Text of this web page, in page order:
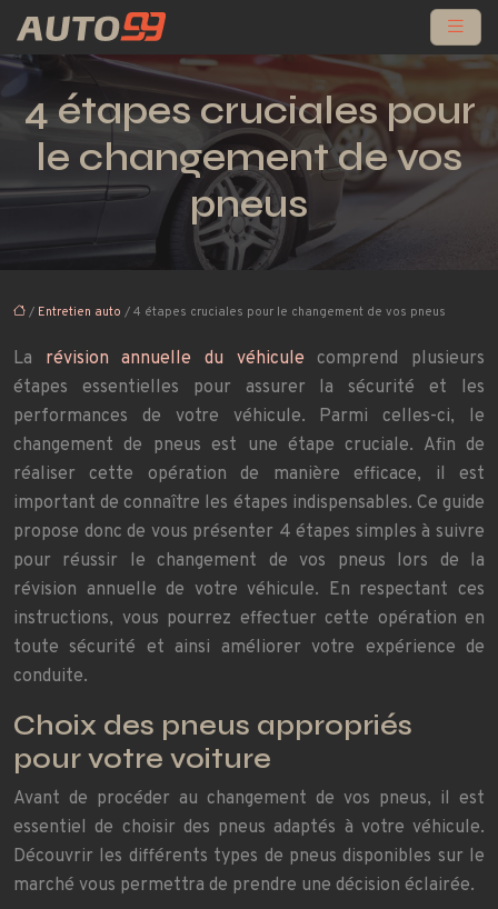
4 étapes cruciales pour
le changement de vos
pneus
/ Entretien auto / 4 étapes cruciales pour le changement de vos pneus
La révision annuelle du véhiculecomprend plusieurs
étapes essentielles pour assurer la sécurité et les
performances de votre véhicule. Parmi celles-ci, le
changement de pneus est une étape cruciale. Afin de
réaliser cette opération de manière efficace, il est
important de connaître les étapes indispensables. Ce guide
propose donc de vous présenter 4 étapes simples à suivre
pour réussir le changement de vos pneus lors de la
révision annuelle de votre véhicule. En respectant ces
instructions, vous pourrez effectuer cette opération en
toute sécurité et ainsi améliorer votre expérience de
conduite.
Choix des pneus appropriés
pour votre voiture
Avant de procéder au changement de vos pneus, il est
essentiel de choisir des pneus adaptés à votre véhicule.
Découvrir les différents types de pneus disponibles sur le
marché vous permettra de prendre une décision éclairée.